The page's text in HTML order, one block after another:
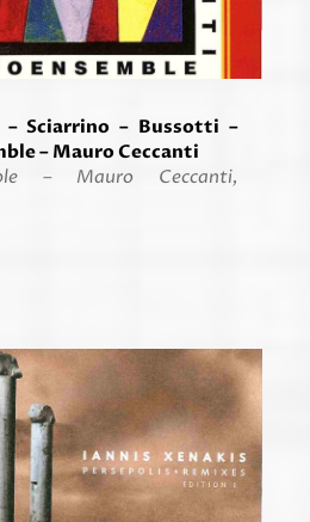
– Sciarrino – Bussotti –
– Mauro Ceccanti
– Mauro Ceccanti,